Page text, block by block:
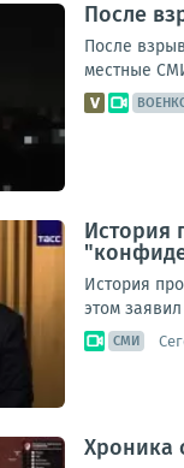
После
После
местные
История
История
этом
СМИ
Хроника